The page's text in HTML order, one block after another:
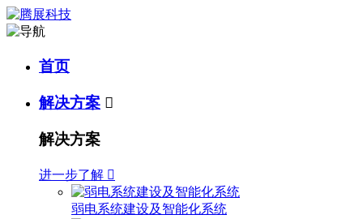
首页
解决方案 
解决方案
进一步了解 
弱电系统建设及智能化系统